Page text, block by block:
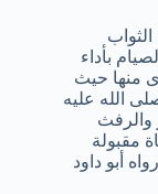
بأداء
منها حيث
الله عليه
والرفث
مقبولة
أبو داود